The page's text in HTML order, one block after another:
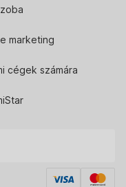
marketing
cégek számára